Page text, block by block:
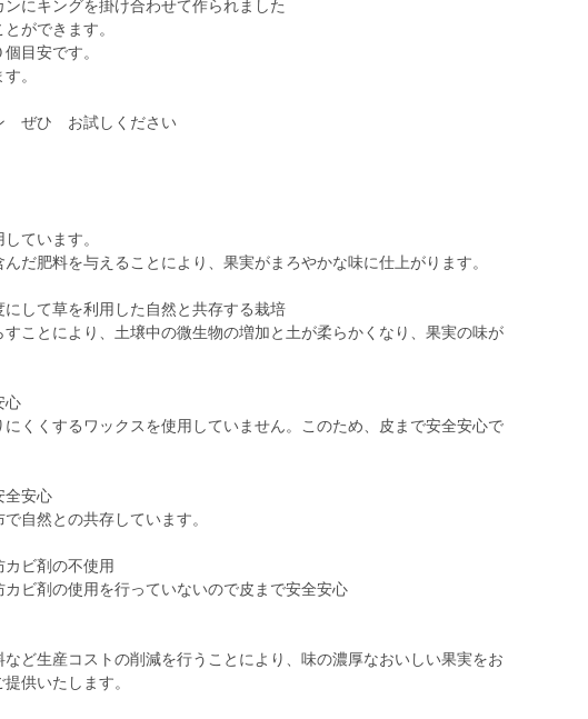
にキングを掛け合わせて作られました
ができます。
目安です。
。
ぜひ お試しください
ています。
だ肥料を与えることにより、果実がまろやかな味に仕上がります。
にして草を利用した自然と共存する栽培
ことにより、土壌中の微生物の増加と土が柔らかくなり、果実の味が
心
くくするワックスを使用していません。このため、皮まで安全安心で
全安心
自然との共存しています。
カビ剤の不使用
ビ剤の使用を行っていないので皮まで安全安心
ど生産コストの削減を行うことにより、味の濃厚なおいしい果実をお
供いたします。